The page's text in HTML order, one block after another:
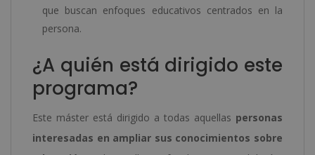
que buscan enfoques educativos centrados en la
persona.
¿A quién está dirigido este
programa?
Este máster está dirigido a todas aquellas personas
interesadas en ampliar sus conocimientos sobre